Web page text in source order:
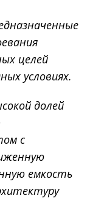
целей
условиях.
долей
с
емкость